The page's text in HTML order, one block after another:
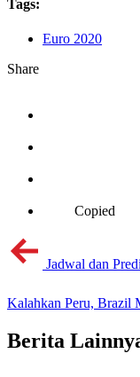
Tags:
Euro 2020
Share
Copied
Jadwal dan
Kalahkan Peru, Brazil
Berita